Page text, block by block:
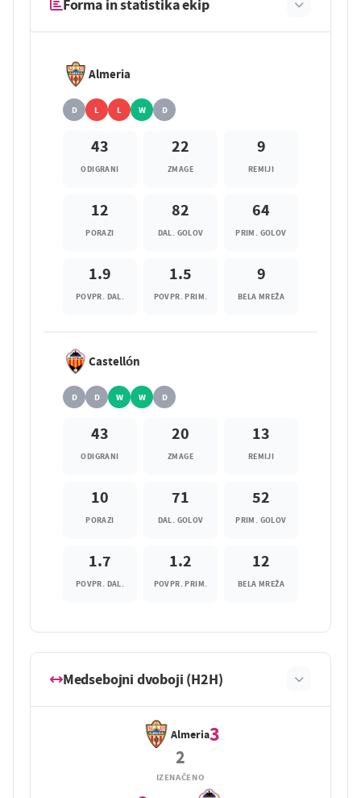
Forma in statistika ekip
Almeria
D L L W D
43
ODIGRANI
22
ZMAGE
9
REMIJI
12
PORAZI
82
DAL. GOLOV
64
PRIM. GOLOV
1.9
POVPR. DAL.
1.5
POVPR. PRIM.
9
BELA MREŽA
Castellón
D D W W D
43
ODIGRANI
20
ZMAGE
13
REMIJI
10
PORAZI
71
DAL. GOLOV
52
PRIM. GOLOV
1.7
POVPR. DAL.
1.2
POVPR. PRIM.
12
BELA MREŽA
Medsebojni dvoboji (H2H)
Almeria3
2
IZENAČENO